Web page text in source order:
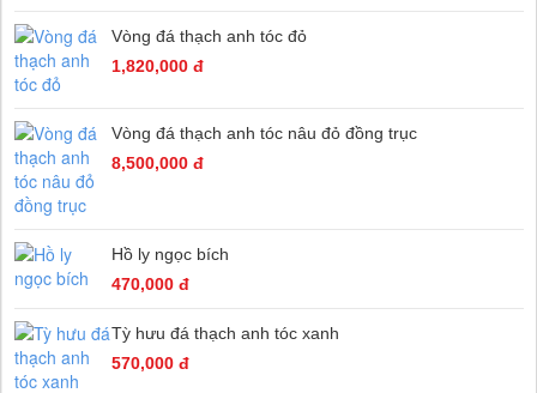
Vòng đá thạch anh tóc đỏ
1,820,000 đ
Vòng đá thạch anh tóc nâu đỏ đồng trục
8,500,000 đ
Hồ ly ngọc bích
470,000 đ
Tỳ hưu đá thạch anh tóc xanh
570,000 đ